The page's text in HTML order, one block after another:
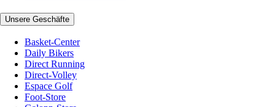
Unsere Geschäfte
Basket-Center
Daily Bikers
Direct Running
Direct-Volley
Espace Golf
Foot-Store